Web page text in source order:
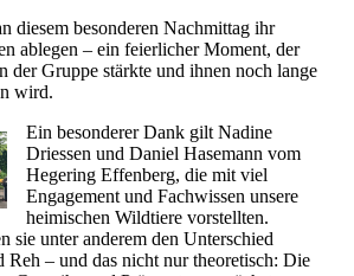
diesem besonderen Nachmittag ihr
ablegen – ein feierlicher Moment, der
der Gruppe stärkte und ihnen noch lange
wird.
Ein besonderer Dank gilt Nadine
Driessen und Daniel Hasemann vom
Hegering Effenberg, die mit viel
Engagement und Fachwissen unsere
heimischen Wildtiere vorstellten.
sie unter anderem den Unterschied
Reh – und das nicht nur theoretisch: Die